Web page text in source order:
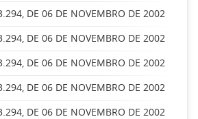
DE 06 DE NOVEMBRO DE 2002
DE 06 DE NOVEMBRO DE 2002
DE 06 DE NOVEMBRO DE 2002
DE 06 DE NOVEMBRO DE 2002
DE 06 DE NOVEMBRO DE 2002